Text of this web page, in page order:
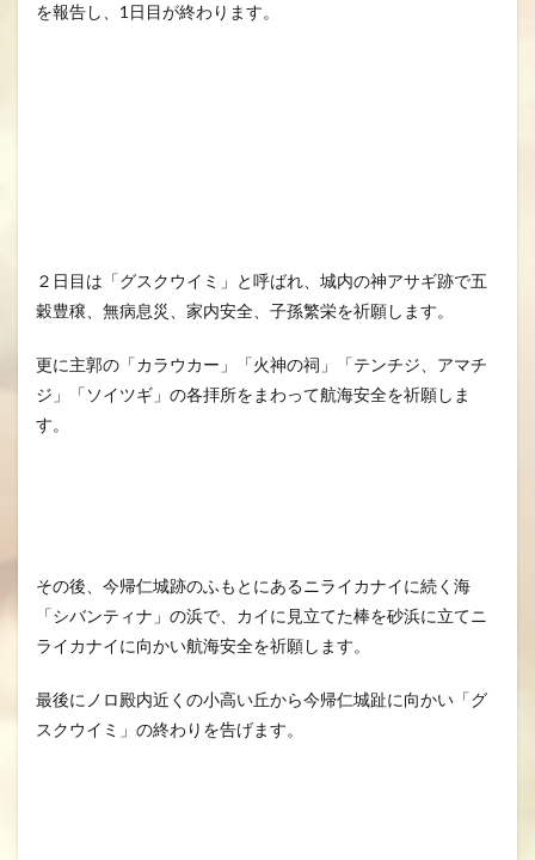
を報告し、1日目が終わります。
２日目は「グスクウイミ」と呼ばれ、城内の神アサギ跡で五
穀豊穣、無病息災、家内安全、子孫繁栄を祈願します。
更に主郭の「カラウカー」「火神の祠」「テンチジ、アマチ
ジ」「ソイツギ」の各拝所をまわって航海安全を祈願しま
す。
その後、今帰仁城跡のふもとにあるニライカナイに続く海
「シバンティナ」の浜で、カイに見立てた棒を砂浜に立てニ
ライカナイに向かい航海安全を祈願します。
最後にノロ殿内近くの小高い丘から今帰仁城趾に向かい「グ
スクウイミ」の終わりを告げます。